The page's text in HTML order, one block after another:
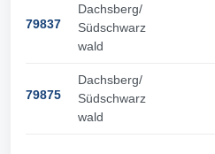
79837
Dachsberg/
Südschwarz
wald
79875
Dachsberg/
Südschwarz
wald